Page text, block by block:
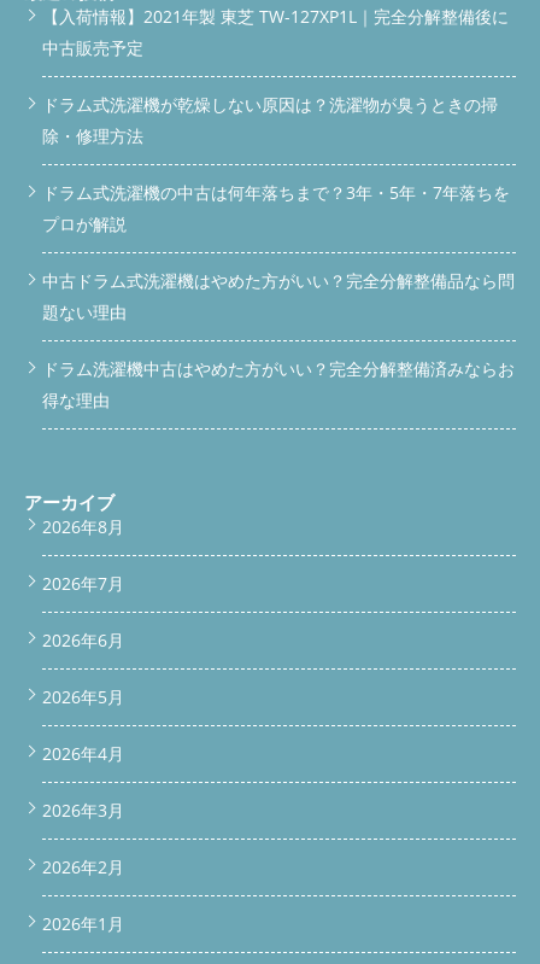
【入荷情報】2021年製 東芝 TW-127XP1L｜完全分解整備後に
中古販売予定
ドラム式洗濯機が乾燥しない原因は？洗濯物が臭うときの掃
除・修理方法
ドラム式洗濯機の中古は何年落ちまで？3年・5年・7年落ちを
プロが解説
中古ドラム式洗濯機はやめた方がいい？完全分解整備品なら問
題ない理由
ドラム洗濯機中古はやめた方がいい？完全分解整備済みならお
得な理由
アーカイブ
2026年8月
2026年7月
2026年6月
2026年5月
2026年4月
2026年3月
2026年2月
2026年1月